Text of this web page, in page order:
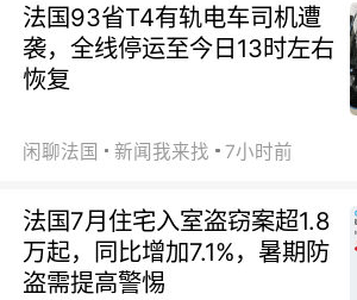
法国93省T4有轨电车司机遭
袭，全线停运至今日13时左右
恢复
闲聊法国 新闻我来找 7小时前
法国7月住宅入室盗窃案超1.8
万起，同比增加7.1%，暑期防
盗需提高警惕